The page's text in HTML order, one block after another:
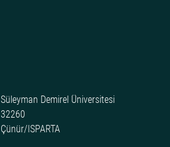
Süleyman Demirel Üniversitesi
32260
Çünür/ISPARTA